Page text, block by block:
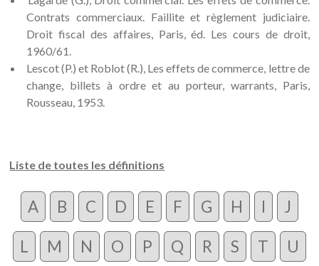
Contrats commerciaux. Faillite et règlement judiciaire.
Droit fiscal des affaires, Paris, éd. Les cours de droit,
1960/61.
Lescot (P.) et Roblot (R.), Les effets de commerce, lettre de
change, billets à ordre et au porteur, warrants, Paris,
Rousseau, 1953.
Liste de toutes les définitions
A B C D E F G H I J
L M N O P Q R S T U